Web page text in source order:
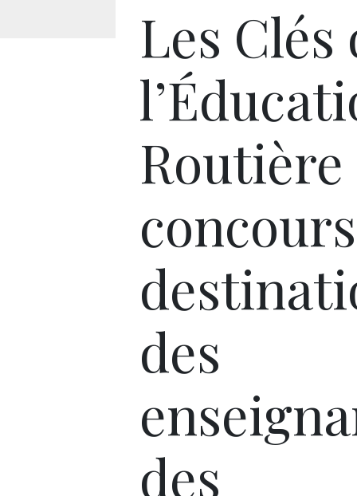
Les Clés
Routière
des
des